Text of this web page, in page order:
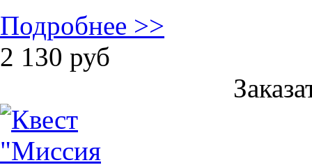
Подробнее >>
2 130 руб